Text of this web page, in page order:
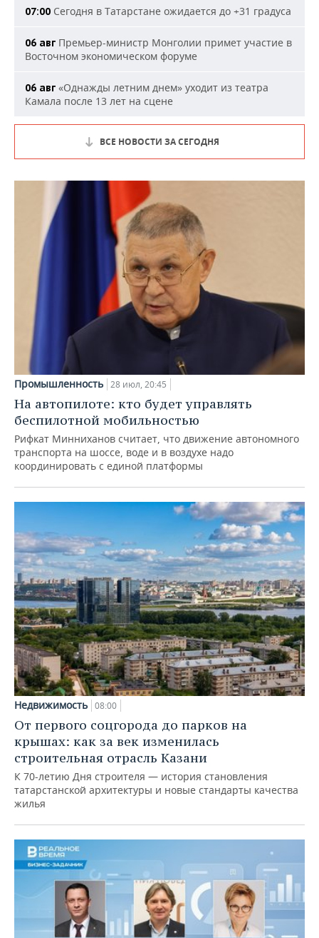
07:00 Сегодня в Татарстане ожидается до +31 градуса
06 авг Премьер-министр Монголии примет участие в
Восточном экономическом форуме
06 авг «Однажды летним днем» уходит из театра
Камала после 13 лет на сцене
ВСЕ НОВОСТИ ЗА СЕГОДНЯ
Промышленность 28 июл, 20:45
На автопилоте: кто будет управлять
беспилотной мобильностью
Рифкат Минниханов считает, что движение автономного
транспорта на шоссе, воде и в воздухе надо
координировать с единой платформы
Недвижимость 08:00
От первого соцгорода до парков на
крышах: как за век изменилась
строительная отрасль Казани
К 70-летию Дня строителя — история становления
татарстанской архитектуры и новые стандарты качества
жилья